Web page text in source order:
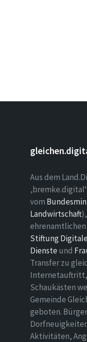
Aus dem
vom
Landwirtschaft
Stiftung
Dienste und
Transfer zu
Schaukästen
Gemeinde
geboten.
Aktivitäten,